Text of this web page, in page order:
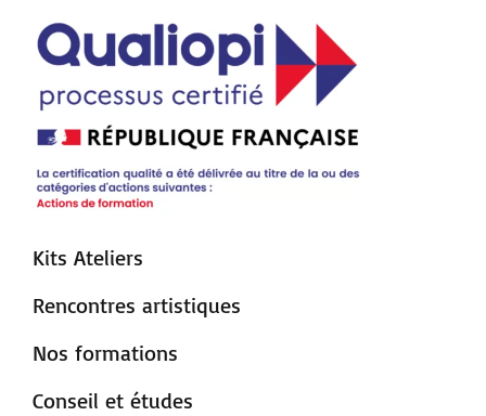
Kits Ateliers
Rencontres artistiques
Nos formations
Conseil et études